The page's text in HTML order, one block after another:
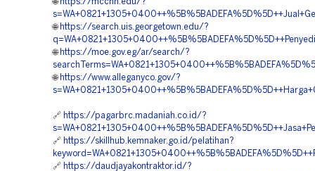
🌐 https://mccnh.edu/?
🌐 https://search.uis.georgetown.edu/?
🌐 https://moe.gov.eg/ar/search/?
🌐 https://www.alleganyco.gov/?
🔗 https://pagarbrc.madaniah.co.id/?
🔗 https://skillhub.kemnaker.go.id/pelatihan?
🔗 https://daudjayakontraktor.id/?